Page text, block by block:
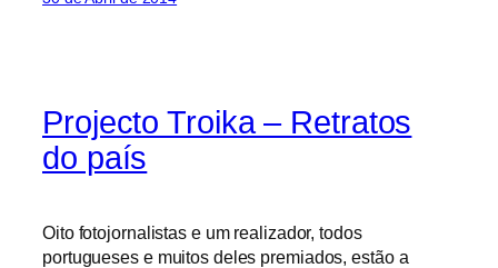
Projecto Troika – Retratos
do país
Oito fotojornalistas e um realizador, todos
portugueses e muitos deles premiados, estão a